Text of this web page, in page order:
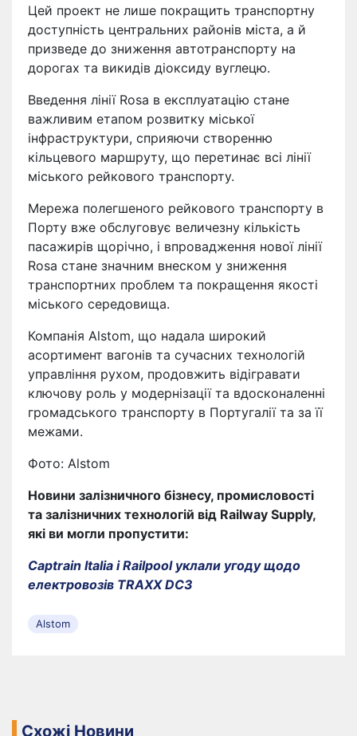
Цей проект не лише покращить транспортну
доступність центральних районів міста, а й
призведе до зниження автотранспорту на
дорогах та викидів діоксиду вуглецю.
Введення лінії Rosa в експлуатацію стане
важливим етапом розвитку міської
інфраструктури, сприяючи створенню
кільцевого маршруту, що перетинає всі лінії
міського рейкового транспорту.
Мережа полегшеного рейкового транспорту в
Порту вже обслуговує величезну кількість
пасажирів щорічно, і впровадження нової лінії
Rosa стане значним внеском у зниження
транспортних проблем та покращення якості
міського середовища.
Компанія Alstom, що надала широкий
асортимент вагонів та сучасних технологій
управління рухом, продовжить відігравати
ключову роль у модернізації та вдосконаленні
громадського транспорту в Португалії та за її
межами.
Фото: Alstom
Новини залізничного бізнесу, промисловості
та залізничних технологій від Railway Supply,
які ви могли пропустити:
Captrain Italia і Railpool уклали угоду щодо
електровозів TRAXX DC3
Alstom
Схожі Новини